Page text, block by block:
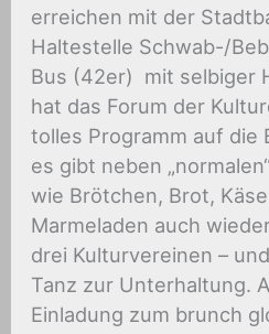
erreichen mit der
Haltestelle Schwab-/
Bus (42er) mit selbiger
hat das Forum der
tolles Programm auf die
es gibt neben
wie Brötchen, Brot,
Marmeladen auch
drei Kulturvereinen –
Tanz zur Unterhaltung.
Einladung zum brunch